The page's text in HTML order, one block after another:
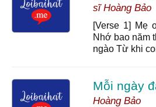
sĩ Hoàng Bảo
[Verse 1] Mẹ
Nhớ bao năm
ngào Từ khi
Mỗi ngày
Hoàng Bảo